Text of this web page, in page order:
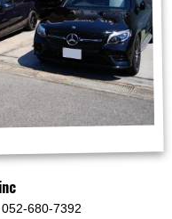
680-7392